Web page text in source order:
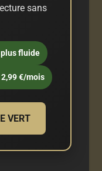
sans
fluide
2,99 €/mois
VERT